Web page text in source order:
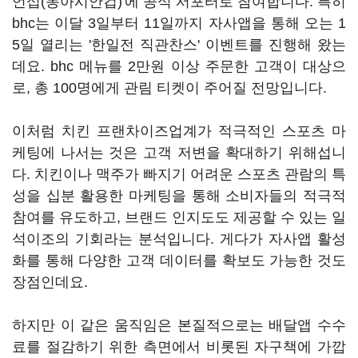
bhc는 이달 3일부터 11일까지 자사앱을 통해 오는 1
5일 열리는 '한일전 직관찬스' 이벤트를 진행해 왔는
데요. bhc 메뉴를 2만원 이상 주문한 고객이 대상으
로, 총 100명에게 관림 티켓이 주어질 전망입니다.
이처럼 치킨 프랜차이즈업계가 적극적인 스포츠 마
케팅에 나서는 것은 고객 저변을 확대하기 위해섭니
다. 치킨이나 맥주가 빠지기 어려운 스포츠 관람의 특
성을 십분 활용한 마케팅을 통해 소비자들의 적극적
참여를 유도하고, 브랜드 인지도도 제공할 수 있는 일
석이조의 기회라는 분석입니다. 게다가 자사앱 활성
화를 통해 다양한 고객 데이터를 확보도 가능한 것도
장점인데요.
하지만 이 같은 움직임은 본질적으로는 배달앱 수수
료를 절감하기 위한 측면에서 비롯된 자구책에 가깝